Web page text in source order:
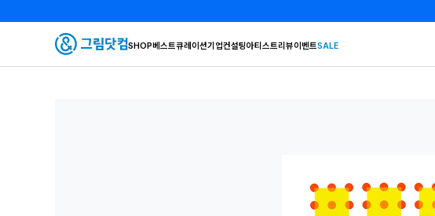
SHOP베스트큐레이션기업컨설팅아티스트리뷰이벤트SALE